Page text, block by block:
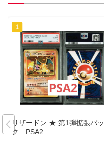
リザードン ★ 第1弾拡張パッ
ク PSA2